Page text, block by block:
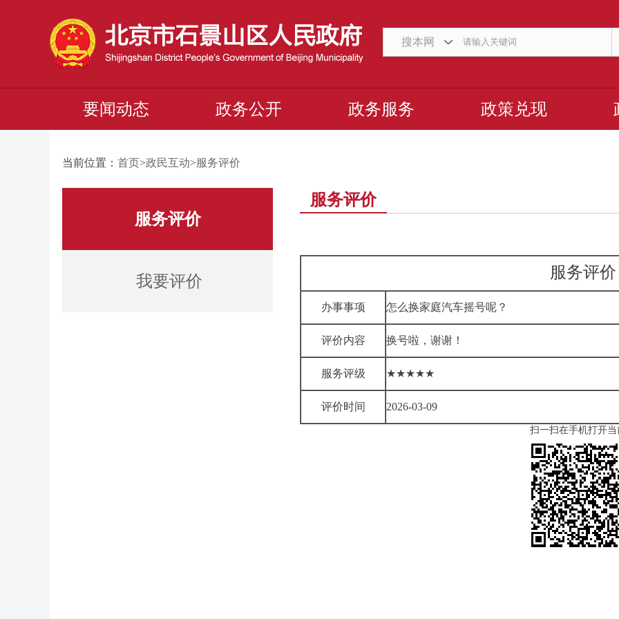
搜本网
要闻动态 政务公开 政务服务 政策兑现
当前位置： 首页>政民互动>服务评价
服务评价
我要评价
服务评价
服务评价
办事事项 怎么换家庭汽车摇号呢？
评价内容 换号啦，谢谢！
服务评级 ★★★★★
评价时间 2026-03-09
扫一扫在手机打开当